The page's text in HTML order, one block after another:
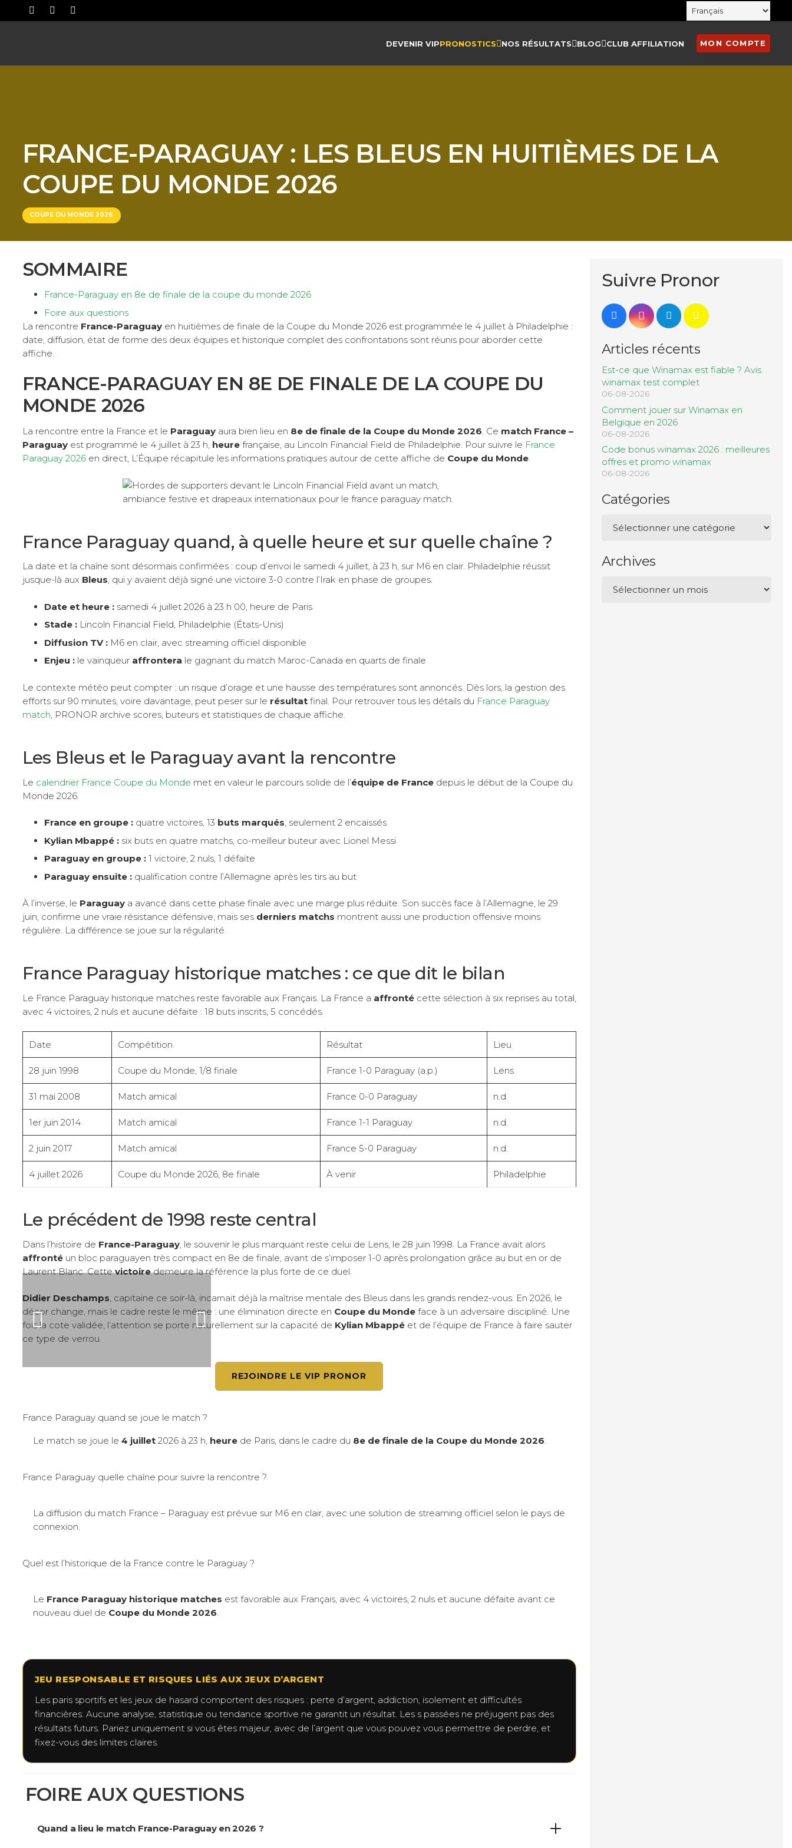
DEVENIR VIPPRONOSTICS NOS RÉSULTATS BLOG CLUB AFFILIATION MON COMPTE
FRANCE-PARAGUAY : LES BLEUS EN HUITIÈMES DE LA
COUPE DU MONDE 2026
COUPE DU MONDE 2026
SOMMAIRE
France-Paraguay en 8e de finale de la coupe du monde 2026
Foire aux questions
La rencontre France-Paraguayen huitièmes de finale de la Coupe du Monde 2026 est programmée le 4 juillet à Philadelphie :
date, diffusion, état de forme des deux équipes et historique complet des confrontations sont réunis pour aborder cette
affiche.
FRANCE-PARAGUAY EN 8E DE FINALE DE LA COUPE DU
MONDE 2026
La rencontre entre la France et le Paraguayaura bien lieu en 8e de finale de la Coupe du Monde 2026. Ce match France –
Paraguayest programmé le 4 juillet à 23 h, heurefrançaise, au Lincoln Financial Field de Philadelphie. Pour suivre le France
Paraguay 2026en direct, L’Équipe récapitule les informations pratiques autour de cette affiche de Coupe du Monde.
France Paraguay quand, à quelle heure et sur quelle chaîne ?
La date et la chaîne sont désormais confirmées : coup d’envoi le samedi 4 juillet, à 23 h, sur M6 en clair. Philadelphie réussit
jusque-là aux Bleus, qui y avaient déjà signé une victoire 3-0 contre l’Irak en phase de groupes.
Date et heure : samedi 4 juillet 2026 à 23 h 00, heure de Paris
Stade : Lincoln Financial Field, Philadelphie (États-Unis)
Diffusion TV : M6 en clair, avec streaming officiel disponible
Enjeu : le vainqueur affrontera le gagnant du match Maroc-Canada en quarts de finale
Le contexte météo peut compter : un risque d’orage et une hausse des températures sont annoncés. Dès lors, la gestion des
efforts sur 90 minutes, voire davantage, peut peser sur le résultatfinal. Pour retrouver tous les détails du France Paraguay
match , PRONOR archive scores, buteurs et statistiques de chaque affiche.
Les Bleus et le Paraguay avant la rencontre
Le calendrier France Coupe du Monde met en valeur le parcours solide de l’équipe de Francedepuis le début de la Coupe du
Monde 2026.
France en groupe : quatre victoires, 13 buts marqués, seulement 2 encaissés
Kylian Mbappé : six buts en quatre matchs, co-meilleur buteur avec Lionel Messi
Paraguay en groupe : 1 victoire, 2 nuls, 1 défaite
Paraguay ensuite : qualification contre l’Allemagne après les tirs au but
À l’inverse, le Paraguaya avancé dans cette phase finale avec une marge plus réduite. Son succès face à l’Allemagne, le 29
juin, confirme une vraie résistance défensive, mais ses derniers matchs montrent aussi une production offensive moins
régulière. La différence se joue sur la régularité.
France Paraguay historique matches : ce que dit le bilan
Le France Paraguay historique matches reste favorable aux Français. La France a affrontécette sélection à six reprises au total,
avec 4 victoires, 2 nuls et aucune défaite : 18 buts inscrits, 5 concédés.
Date Compétition Résultat Lieu
28 juin 1998 Coupe du Monde, 1/8 finale France 1-0 Paraguay (a.p.) Lens
31 mai 2008 Match amical France 0-0 Paraguay n.d.
1er juin 2014 Match amical France 1-1 Paraguay n.d.
2 juin 2017 Match amical France 5-0 Paraguay n.d.
4 juillet 2026 Coupe du Monde 2026, 8e finale À venir Philadelphie
Le précédent de 1998 reste central
Dans l’histoire de France-Paraguay, le souvenir le plus marquant reste celui de Lens, le 28 juin 1998. La France avait alors
affrontéun bloc paraguayen très compact en 8e de finale, avant de s’imposer 1-0 après prolongation grâce au but en or de
Laurent Blanc. Cettevictoiredemeure la référence la plus forte de ce duel.
Didier Deschamps, capitaine ce soir-là, incarnait déjà la maîtrise mentale des Bleus dans les grands rendez-vous. En 2026, le
décor change, mais le cadre reste le même : une élimination directe en Coupe du Mondeface à un adversaire discipliné. Une
fois la cote validée, l’attention se porte naturellement sur la capacité de Kylian Mbappéet de l’équipe de France à faire sauter
ce type de verrou.
REJOINDRE LE VIP PRONOR
France Paraguay quand se joue le match ?
Le match se joue le 4 juillet2026 à 23 h, heurede Paris, dans le cadre du 8e de finale de la Coupe du Monde 2026.
France Paraguay quelle chaîne pour suivre la rencontre ?
La diffusion du match France – Paraguay est prévue sur M6 en clair, avec une solution de streaming officiel selon le pays de
connexion.
Quel est l’historique de la France contre le Paraguay ?
Le France Paraguay historique matches est favorable aux Français, avec 4 victoires, 2 nuls et aucune défaite avant ce
nouveau duel de Coupe du Monde 2026.
JEU RESPONSABLE ET RISQUES LIÉS AUX JEUX D’ARGENT
Les paris sportifs et les jeux de hasard comportent des risques : perte d’argent, addiction, isolement et difficultés
financières. Aucune analyse, statistique ou tendance sportive ne garantit un résultat. Les s passées ne préjugent pas des
résultats futurs. Pariez uniquement si vous êtes majeur, avec de l’argent que vous pouvez vous permettre de perdre, et
fixez-vous des limites claires.
FOIRE AUX QUESTIONS
Quand a lieu le match France-Paraguay en 2026 ?
Suivre Pronor
Articles récents
Est-ce que Winamax est fiable ? Avis
winamax test complet
06-08-2026
Comment jouer sur Winamax en
Belgique en 2026
06-08-2026
Code bonus winamax 2026 : meilleures
offres et promo winamax
06-08-2026
Catégories
Archives